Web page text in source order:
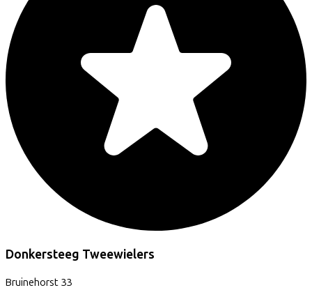
Donkersteeg Tweewielers
Bruinehorst 33